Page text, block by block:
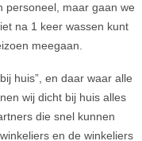
personeel, maar gaan we
na 1 keer wassen kunt
meegaan.
huis”, en daar waar alle
wij dicht bij huis alles
die snel kunnen
en de winkeliers